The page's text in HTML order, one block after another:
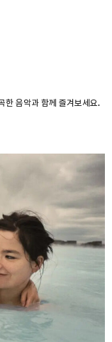
한 음악과 함께 즐겨보세요.